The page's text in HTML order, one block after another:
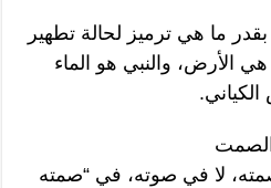
ما هي ترميز لحالة تطهير
الأرض، والنبي هو الماء
لا في صوته، في “صمته